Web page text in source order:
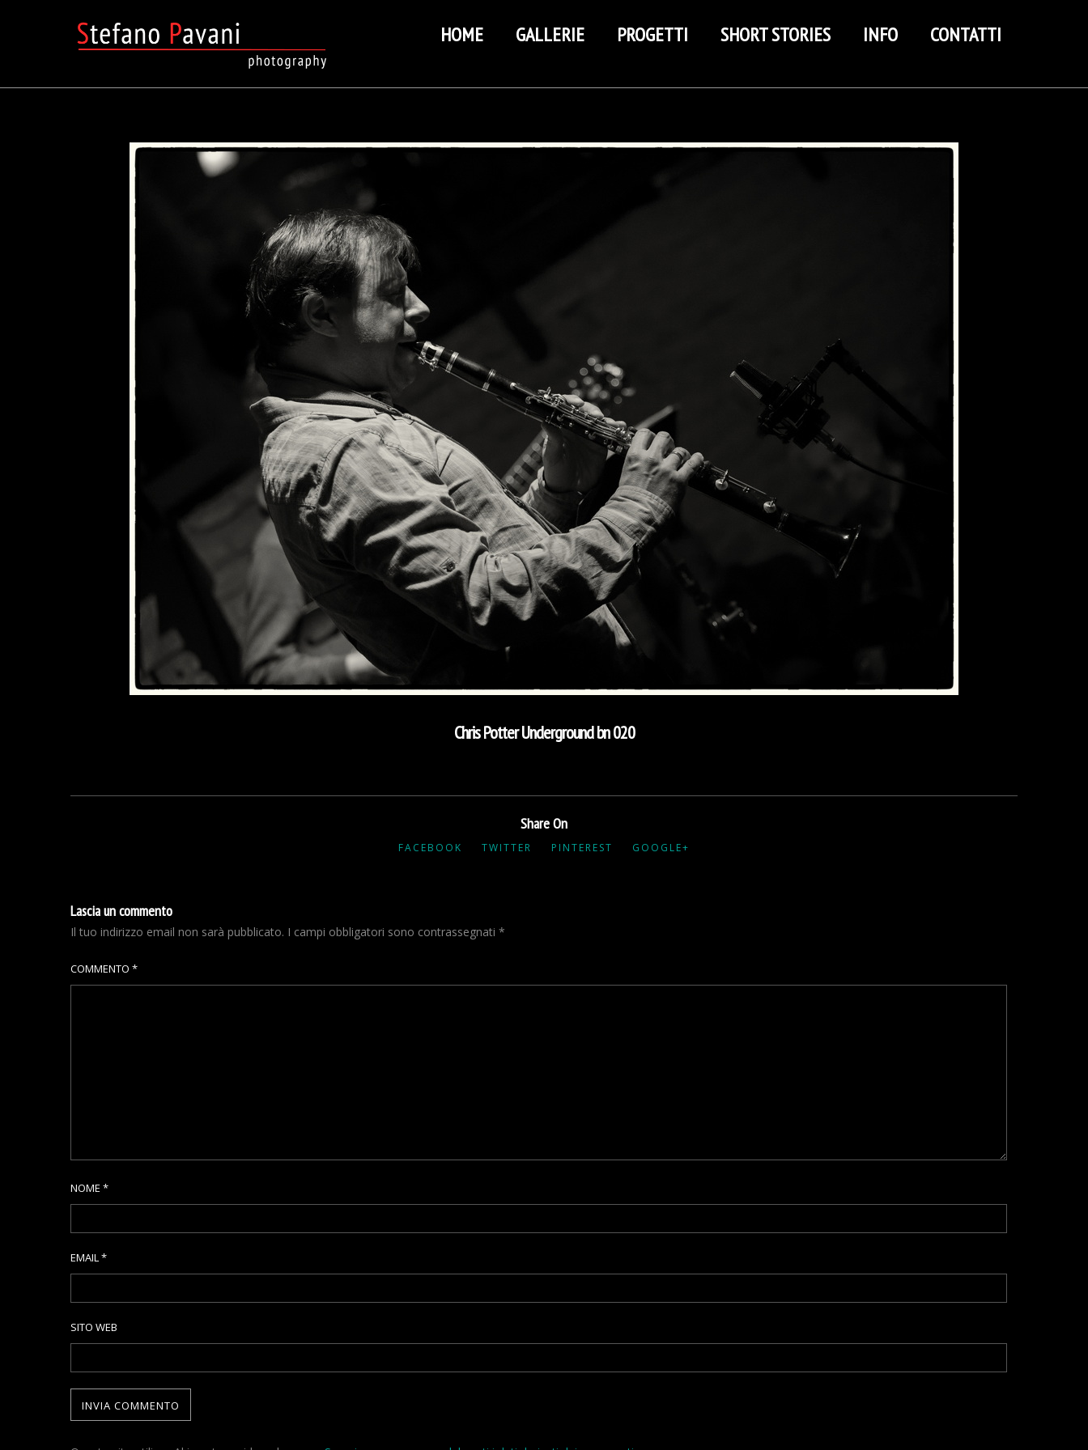
HOME GALLERIE PROGETTI SHORT STORIES INFO CONTATTI
Chris Potter Underground bn 020
Share On
FACEBOOK TWITTER PINTEREST GOOGLE+
Lascia un commento
Il tuo indirizzo email non sarà pubblicato. I campi obbligatori sono contrassegnati *
COMMENTO *
NOME *
EMAIL*
SITO WEB